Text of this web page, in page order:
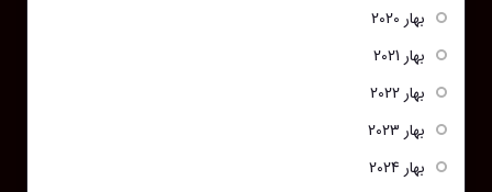
بهار 2020
بهار 2021
بهار 2022
بهار 2023
بهار 2024